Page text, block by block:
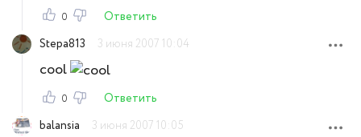
0
Ответить
Stepa813
3 июня 2007 10:04
cool
0
Ответить
balansia
3 июня 2007 10:05